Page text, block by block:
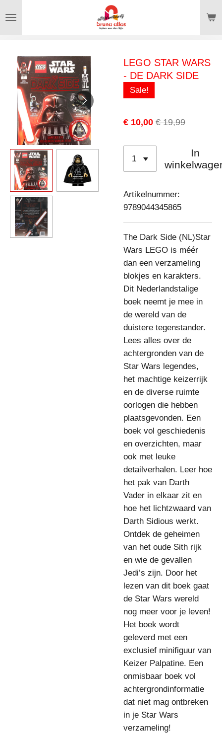
direct
hoofdinhoud
LEGO STAR WARS
- DE DARK SIDE
Sale!
€ 10,00 € 19,99
In
Artikelnummer:
9789044345865
The Dark Side (NL)Star
Wars LEGO is méér
dan een verzameling
blokjes en karakters.
Dit Nederlandstalige
boek neemt je mee in
de wereld van de
duistere tegenstander.
Lees alles over de
achtergronden van de
Star Wars legendes,
het machtige keizerrijk
en de diverse ruimte
oorlogen die hebben
plaatsgevonden. Een
boek vol geschiedenis
en overzichten, maar
ook met leuke
detailverhalen. Leer hoe
het pak van Darth
Vader in elkaar zit en
hoe het lichtzwaard van
Darth Sidious werkt.
Ontdek de geheimen
van het oude Sith rijk
en wie de gevallen
Jedi’s zijn. Door het
lezen van dit boek gaat
de Star Wars wereld
nog meer voor je leven!
Het boek wordt
geleverd met een
exclusief minifiguur van
Keizer Palpatine. Een
onmisbaar boek vol
achtergrondinformatie
dat niet mag ontbreken
in je Star Wars
verzameling!